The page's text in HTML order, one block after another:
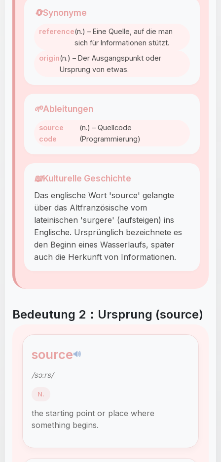
🔄Synonyme
reference(n.) – Eine Quelle, auf die man
sich für Informationen stützt.
origin(n.) – Der Ausgangspunkt oder
Ursprung von etwas.
🌱Ableitungen
source
code
(n.) – Quellcode
(Programmierung)
📖Kulturelle Geschichte
Das englische Wort 'source' gelangte
über das Altfranzösische vom
lateinischen 'surgere' (aufsteigen) ins
Englische. Ursprünglich bezeichnete es
den Beginn eines Wasserlaufs, später
auch die Herkunft von Informationen.
Bedeutung 2：Ursprung (source)
source🔊
/sɔːrs/
N.
the starting point or place where
something begins.